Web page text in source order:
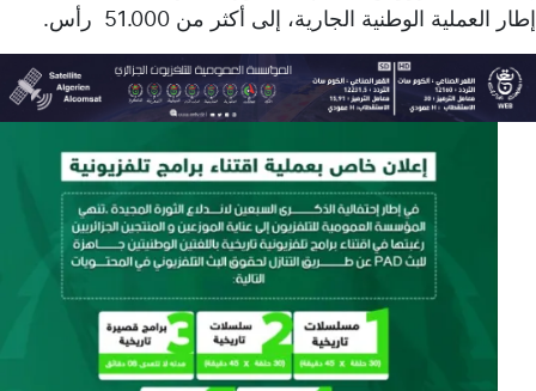
إطار العملية الوطنية الجارية، إلى أكثر من 51.000 رأس.